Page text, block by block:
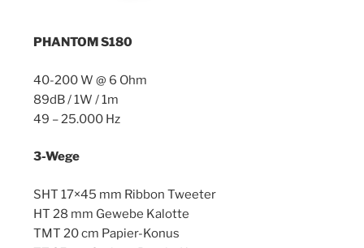
PHANTOM S180
40-200 W @ 6 Ohm
89dB / 1W / 1m
49 – 25.000 Hz
3-Wege
SHT 17×45 mm Ribbon Tweeter
HT 28 mm Gewebe Kalotte
TMT 20 cm Papier-Konus